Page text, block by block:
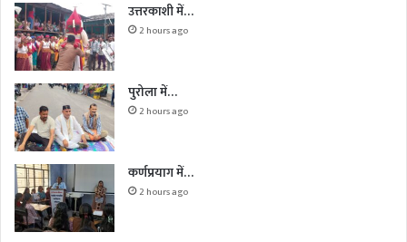
उत्तरकाशी में…
2 hours ago
पुरोला में…
2 hours ago
कर्णप्रयाग में…
2 hours ago